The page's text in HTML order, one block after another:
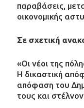
παραβάσεις,
οικονομικής
Σε σχετική
«Οι νέοι της
Η δικαστική
απόφαση του
τους και